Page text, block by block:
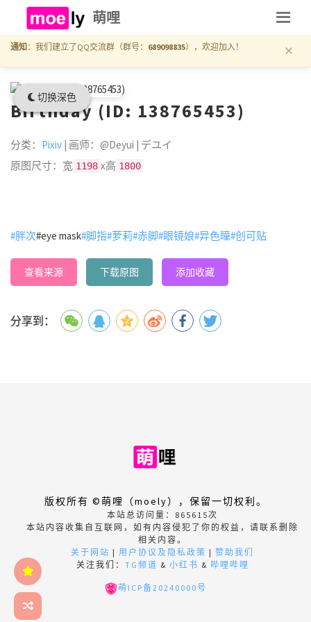
切换深色
萌哩
通知 ：我们建立了QQ交流群（群号： 689098835），欢迎加入！ ×
Birthday (ID: 138765453)
分类： Pixiv | 画师：@Deyui | デユイ
原图尺寸：宽 1198 x高 1800
#胖次#eye mask#脚指#萝莉#赤脚#眼镜娘#异色瞳#创可贴
查看来源 下载原图 添加收藏
分享到：
版权所有 ©萌哩（moely），保留一切权利。
本站总访问量： 865615次
本站内容收集自互联网，如有内容侵犯了你的权益，请联系删除
相关内容。
关于网站 | 用户协议及隐私政策 | 赞助我们
关注我们： TG频道 & 小红书 & 哔哩哔哩
萌ICP备20240000号